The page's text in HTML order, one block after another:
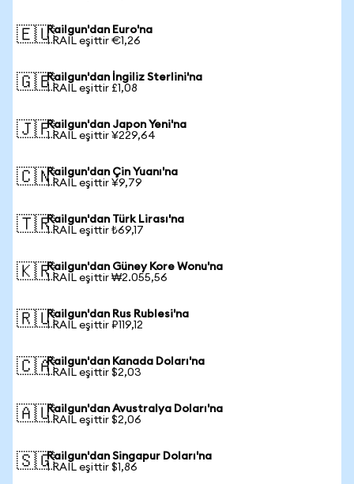
🇪🇺Railgun'dan Euro'na
1 RAIL eşittir €1,26
🇬🇧Railgun'dan İngiliz Sterlini'na
1 RAIL eşittir £1,08
🇯🇵Railgun'dan Japon Yeni'na
1 RAIL eşittir ¥229,64
🇨🇳Railgun'dan Çin Yuanı'na
1 RAIL eşittir ¥9,79
🇹🇷Railgun'dan Türk Lirası'na
1 RAIL eşittir ₺69,17
🇰🇷Railgun'dan Güney Kore Wonu'na
1 RAIL eşittir ₩2.055,56
🇷🇺Railgun'dan Rus Rublesi'na
1 RAIL eşittir ₽119,12
🇨🇦Railgun'dan Kanada Doları'na
1 RAIL eşittir $2,03
🇦🇺Railgun'dan Avustralya Doları'na
1 RAIL eşittir $2,06
🇸🇬Railgun'dan Singapur Doları'na
1 RAIL eşittir $1,86